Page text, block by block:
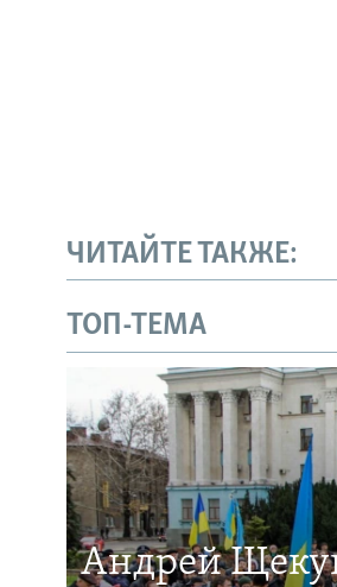
ЧИТАЙТЕ ТАКЖЕ:
ТОП-ТЕМА
Андрей